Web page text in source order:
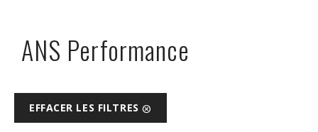
ANS Performance
EFFACER LES FILTREScancel
CONDITIONS